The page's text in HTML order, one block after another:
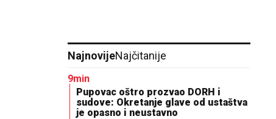
NajnovijeNajčitanije
9min
Pupovac oštro prozvao DORH i
sudove: Okretanje glave od ustaštva
je opasno i neustavno